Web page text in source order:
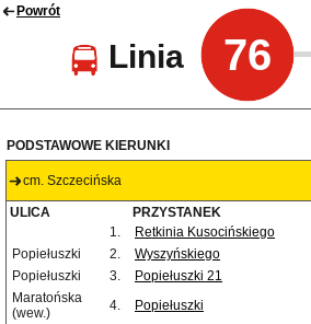
Powrót
Linia 76
PODSTAWOWE KIERUNKI
cm. Szczecińska
ULICA PRZYSTANEK
1.
Retkinia Kusocińskiego
Popiełuszki
2. Wyszyńskiego
Popiełuszki
3. Popiełuszki 21
Maratońska
(wew.)
4. Popiełuszki